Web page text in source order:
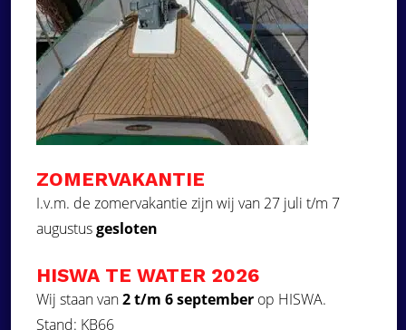
vrijblijvende offerte aan!
Offerte aanvragen
Ga naar
Over ons
Projecten
Aquadeck EVA foam decks
ZOMERVAKANTIE
I.v.m. de zomervakantie zijn wij van 27 juli t/m 7
augustusgesloten
HISWA TE WATER 2026
Wij staan van2 t/m 6 september op HISWA.
Stand: KB66
×
Deze website maakt
gebruik van cookies.
Deze website gebruikt cookies om uw
gebruikerservaring te verbeteren. Door
onze website te gebruiken, stemt u in met
alle cookies in overeenstemming met ons
STRIKT NOODZAKELIJK
PRESTATIE
FUNCTIONEEL